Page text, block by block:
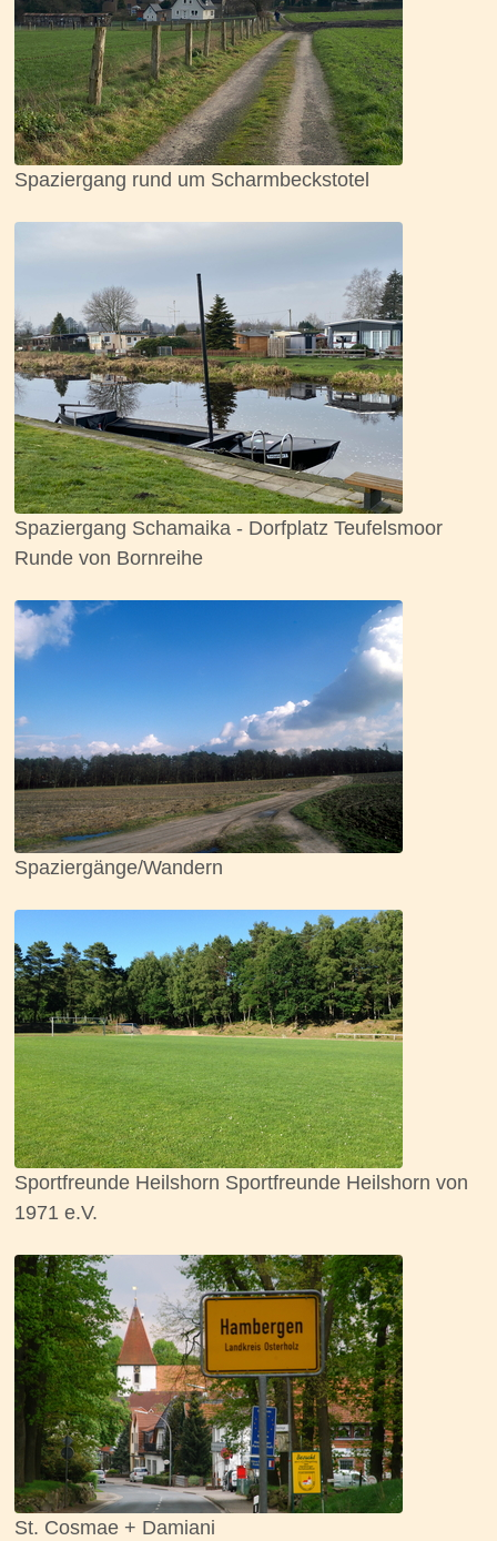
Spaziergang rund um Scharmbeckstotel
Spaziergang Schamaika - Dorfplatz Teufelsmoor
Runde von Bornreihe
Spaziergänge/Wandern
Sportfreunde Heilshorn Sportfreunde Heilshorn von
1971 e.V.
St. Cosmae + Damiani